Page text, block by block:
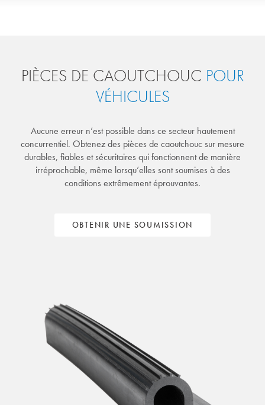
PIÈCES DE CAOUTCHOUC POUR
VÉHICULES
Aucune erreur n’est possible dans ce secteur hautement
concurrentiel. Obtenez des pièces de caoutchouc sur mesure
durables, fiables et sécuritaires qui fonctionnent de manière
irréprochable, même lorsqu’elles sont soumises à des
conditions extrêmement éprouvantes.
OBTENIR UNE SOUMISSION